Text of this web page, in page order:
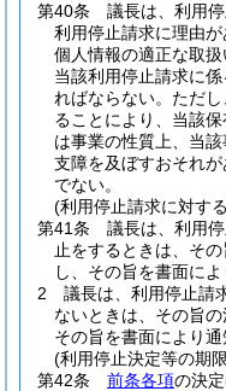
第40条
議長は、利用
利用停止請求に理由
個人情報の適正な取扱
当該利用停止請求に
ればならない。 ただ
ることにより、当該
は事業の性質上、当
支障を及ぼすおそれ
でない。
(利用停止請求に対す
第41条
議長は、利用
止をするときは、そ
し、その旨を書面に
2
議長は、利用停止請
ないときは、その旨
その旨を書面により通
(利用停止決定等の期
第42条
前条各項の決定